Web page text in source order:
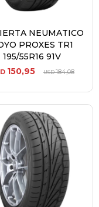
NEUMATICO
PROXES TR1
195/55R16 91V
150,95 USD184,08